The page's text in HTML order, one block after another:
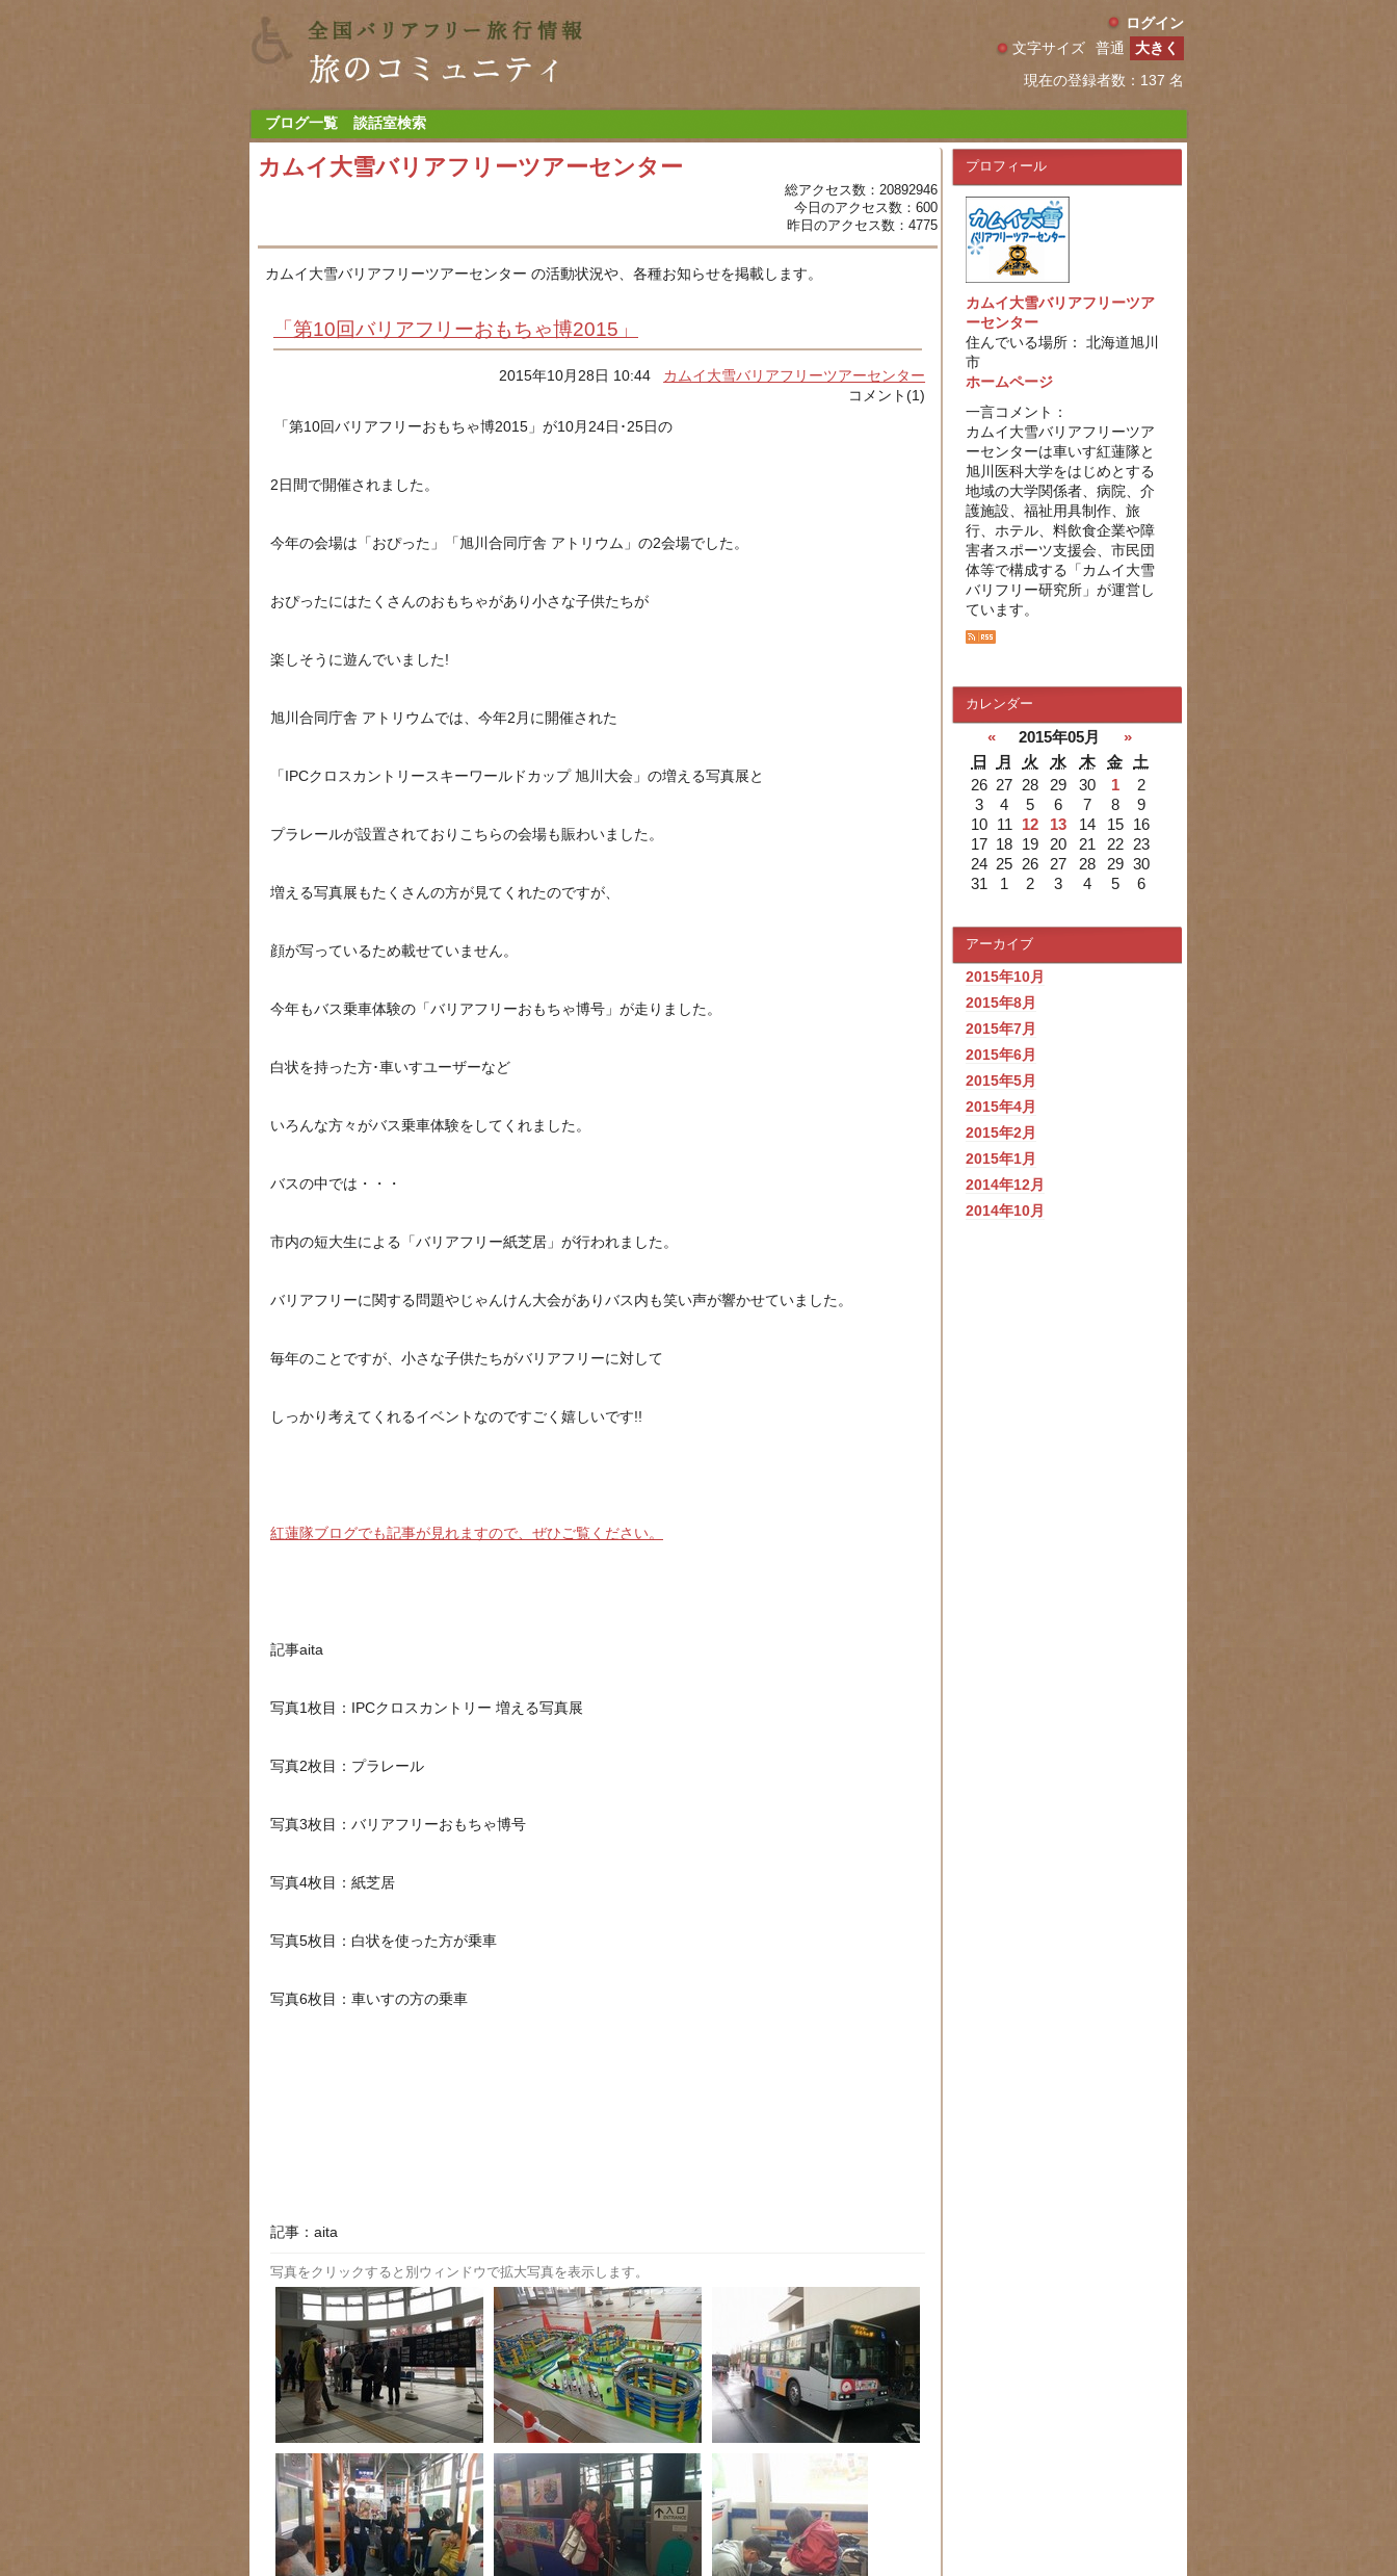
ログイン
現在の登録者数：137 名
文字サイズ 普通 大きく
ブログ一覧 談話室検索
カムイ大雪バリアフリーツアーセンター
総アクセス数：20892946
今日のアクセス数：600
昨日のアクセス数：4775
カムイ大雪バリアフリーツアーセンター の活動状況や、各種お知らせを掲載します。
「第10回バリアフリーおもちゃ博2015」
2015年10月28日 10:44 カムイ大雪バリアフリーツアーセンター
コメント(1)
「第10回バリアフリーおもちゃ博2015」が10月24日･25日の
2日間で開催されました。
今年の会場は「おぴった」「旭川合同庁舎 アトリウム」の2会場でした。
おぴったにはたくさんのおもちゃがあり小さな子供たちが
楽しそうに遊んでいました!
旭川合同庁舎 アトリウムでは、今年2月に開催された
「IPCクロスカントリースキーワールドカップ 旭川大会」の増える写真展と
プラレールが設置されておりこちらの会場も賑わいました。
増える写真展もたくさんの方が見てくれたのですが、
顔が写っているため載せていません。
今年もバス乗車体験の「バリアフリーおもちゃ博号」が走りました。
白状を持った方･車いすユーザーなど
いろんな方々がバス乗車体験をしてくれました。
バスの中では・・・
市内の短大生による「バリアフリー紙芝居」が行われました。
バリアフリーに関する問題やじゃんけん大会がありバス内も笑い声が響かせていました。
毎年のことですが、小さな子供たちがバリアフリーに対して
しっかり考えてくれるイベントなのですごく嬉しいです!!
紅蓮隊ブログでも記事が見れますので、ぜひご覧ください。
記事aita
写真1枚目：IPCクロスカントリー 増える写真展
写真2枚目：プラレール
写真3枚目：バリアフリーおもちゃ博号
写真4枚目：紙芝居
写真5枚目：白状を使った方が乗車
写真6枚目：車いすの方の乗車
記事：aita
写真をクリックすると別ウィンドウで拡大写真を表示します。
プロフィール
カムイ大雪バリアフリーツア
ーセンター
住んでいる場所： 北海道旭川
市
ホームページ
一言コメント：
カムイ大雪バリアフリーツア
ーセンターは車いす紅蓮隊と
旭川医科大学をはじめとする
地域の大学関係者、病院、介
護施設、福祉用具制作、旅
行、ホテル、料飲食企業や障
害者スポーツ支援会、市民団
体等で構成する「カムイ大雪
バリフリー研究所」が運営し
ています。
カレンダー
« 2015年05月
»
日
月 火 水 木 金
土
26 27 28 29 30 1
2
3
4 5 6 7 8
9
10 11 12 13 14 15
16
17 18 19 20 21 22
23
24 25 26 27 28 29 30
31
1 2 3 4 5 6
アーカイブ
2015年10月
2015年8月
2015年7月
2015年6月
2015年5月
2015年4月
2015年2月
2015年1月
2014年12月
2014年10月